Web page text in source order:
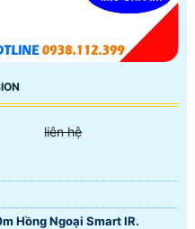
liên hệ
Hồng Ngoại Smart IR.